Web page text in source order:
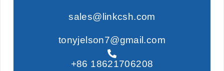
sales@linkcsh.com
tonyjelson7@gmail.com
+86 18621706208